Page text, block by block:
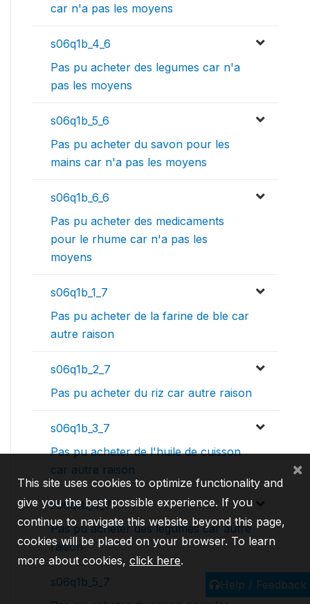
car n'a pas les moyens
s06q1b_4_6
Pas pu acheter des legumes car n'a
pas les moyens
s06q1b_5_6
Pas pu acheter du savon pour les
mains car n'a pas les moyens
s06q1b_6_6
Pas pu acheter des medicaments
pour le rhume car n'a pas les
moyens
s06q1b_1_7
Pas pu acheter de la farine de ble car
autre raison
s06q1b_2_7
Pas pu acheter du riz car autre raison
s06q1b_3_7
Pas pu acheter de l'huile de cuisson
car autre raison
s06q1b_4_7
Pas pu acheter des legumes car autre
raison
s06q1b_5_7
Help / Feedback
This site uses cookies to optimize functionality and
give you the best possible experience. If you
continue to navigate this website beyond this page,
cookies will be placed on your browser. To learn
more about cookies, click here.
×